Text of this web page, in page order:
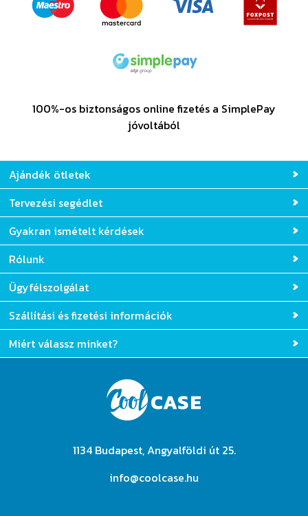
100%-os biztonságos online fizetés a SimplePay
jóvoltából
Ajándék ötletek
Tervezési segédlet
Gyakran ismételt kérdések
Rólunk
Ügyfélszolgálat
Szállítási és fizetési információk
Miért válassz minket?
1134 Budapest, Angyalföldi út 25.
info@coolcase.hu